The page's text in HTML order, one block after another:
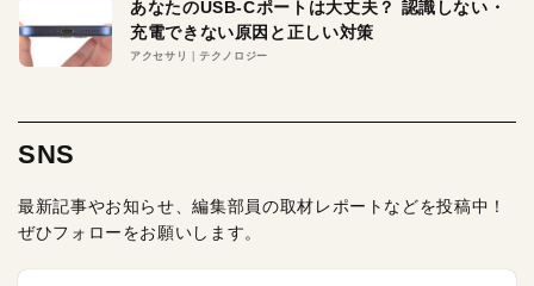
あなたのUSB-Cポートは大丈夫？ 認識しない・
充電できない原因と正しい対策
アクセサリ テクノロジー
SNS
最新記事やお知らせ、編集部員の取材レポートなどを投稿中！
ぜひフォローをお願いします。